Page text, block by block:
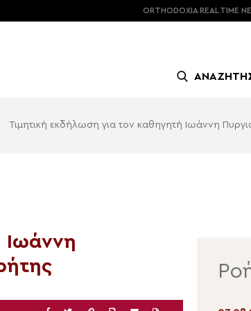
ORTHODOXIA REAL TIME
Τιμητική εκδήλωση για τον καθηγητή Ιωάννη
Ιωάννη